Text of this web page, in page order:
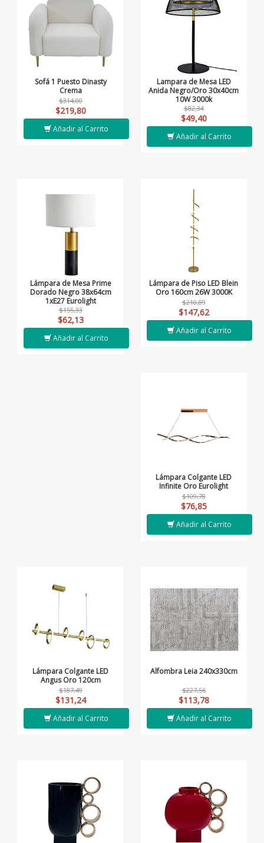
Sofá 1 Puesto Dinasty
Crema
$314,00
$219,80
Añadir al Carrito
Lampara de Mesa LED
Anida Negro/Oro 30x40cm
10W 3000k
$82,34
$49,40
Añadir al Carrito
Lámpara de Mesa Prime
Dorado Negro 38x64cm
1xE27 Eurolight
$155,33
$62,13
Añadir al Carrito
Lámpara de Piso LED Blein
Oro 160cm 26W 3000K
$210,89
$147,62
Añadir al Carrito
Lámpara Colgante LED
Infinite Oro Eurolight
$109,78
$76,85
Añadir al Carrito
Lámpara Colgante LED
Angus Oro 120cm
$187,49
$131,24
Añadir al Carrito
Alfombra Leia 240x330cm
$227,56
$113,78
Añadir al Carrito